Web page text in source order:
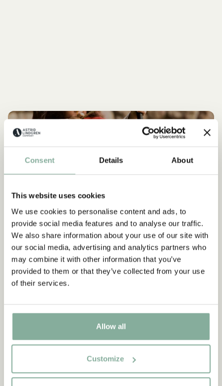
Consent Details About
This website uses cookies
We use cookies to personalise content and ads, to
provide social media features and to analyse our traffic.
We also share information about your use of our site with
our social media, advertising and analytics partners who
may combine it with other information that you’ve
provided to them or that they’ve collected from your use
of their services.
Allow all
Customize
Alle Ronja Produkte
RONJA
NEU